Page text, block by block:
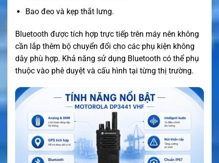
Bao đeo và kẹp thắt lưng.
Bluetooth được tích hợp trực tiếp trên máy nên không
cần lắp thêm bộ chuyển đổi cho các phụ kiện không
dây phù hợp. Khả năng sử dụng Bluetooth có thể phụ
thuộc vào phê duyệt và cấu hình tại từng thị trường.